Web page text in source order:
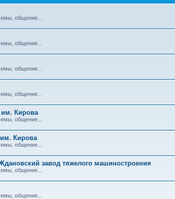
общение...
общение...
общение...
общение...
Кирова
общение...
Кирова
общение...
завод тяжелого машиностроения
общение...
общение...